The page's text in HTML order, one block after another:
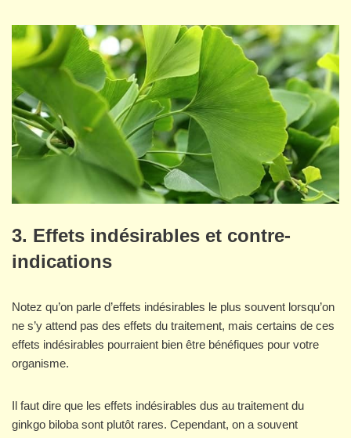
3. Effets indésirables et contre-
indications
Notez qu’on parle d’effets indésirables le plus souvent lorsqu’on
ne s’y attend pas des effets du traitement, mais certains de ces
effets indésirables pourraient bien être bénéfiques pour votre
organisme.
Il faut dire que les effets indésirables dus au traitement du
ginkgo biloba sont plutôt rares. Cependant, on a souvent